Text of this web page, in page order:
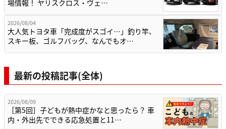
場情報！ ヤリスクロス・ヴェ…
2026/08/04
大人気トヨタ車「完成度がスゴイ…」釣り竿、
スキー板、ゴルフバッグ、なんでもオ…
最新の投稿記事(全体)
2026/08/09
［第5回］子どもが熱中症かなと思ったら？ 車
内・外出先でできる応急処置と11…